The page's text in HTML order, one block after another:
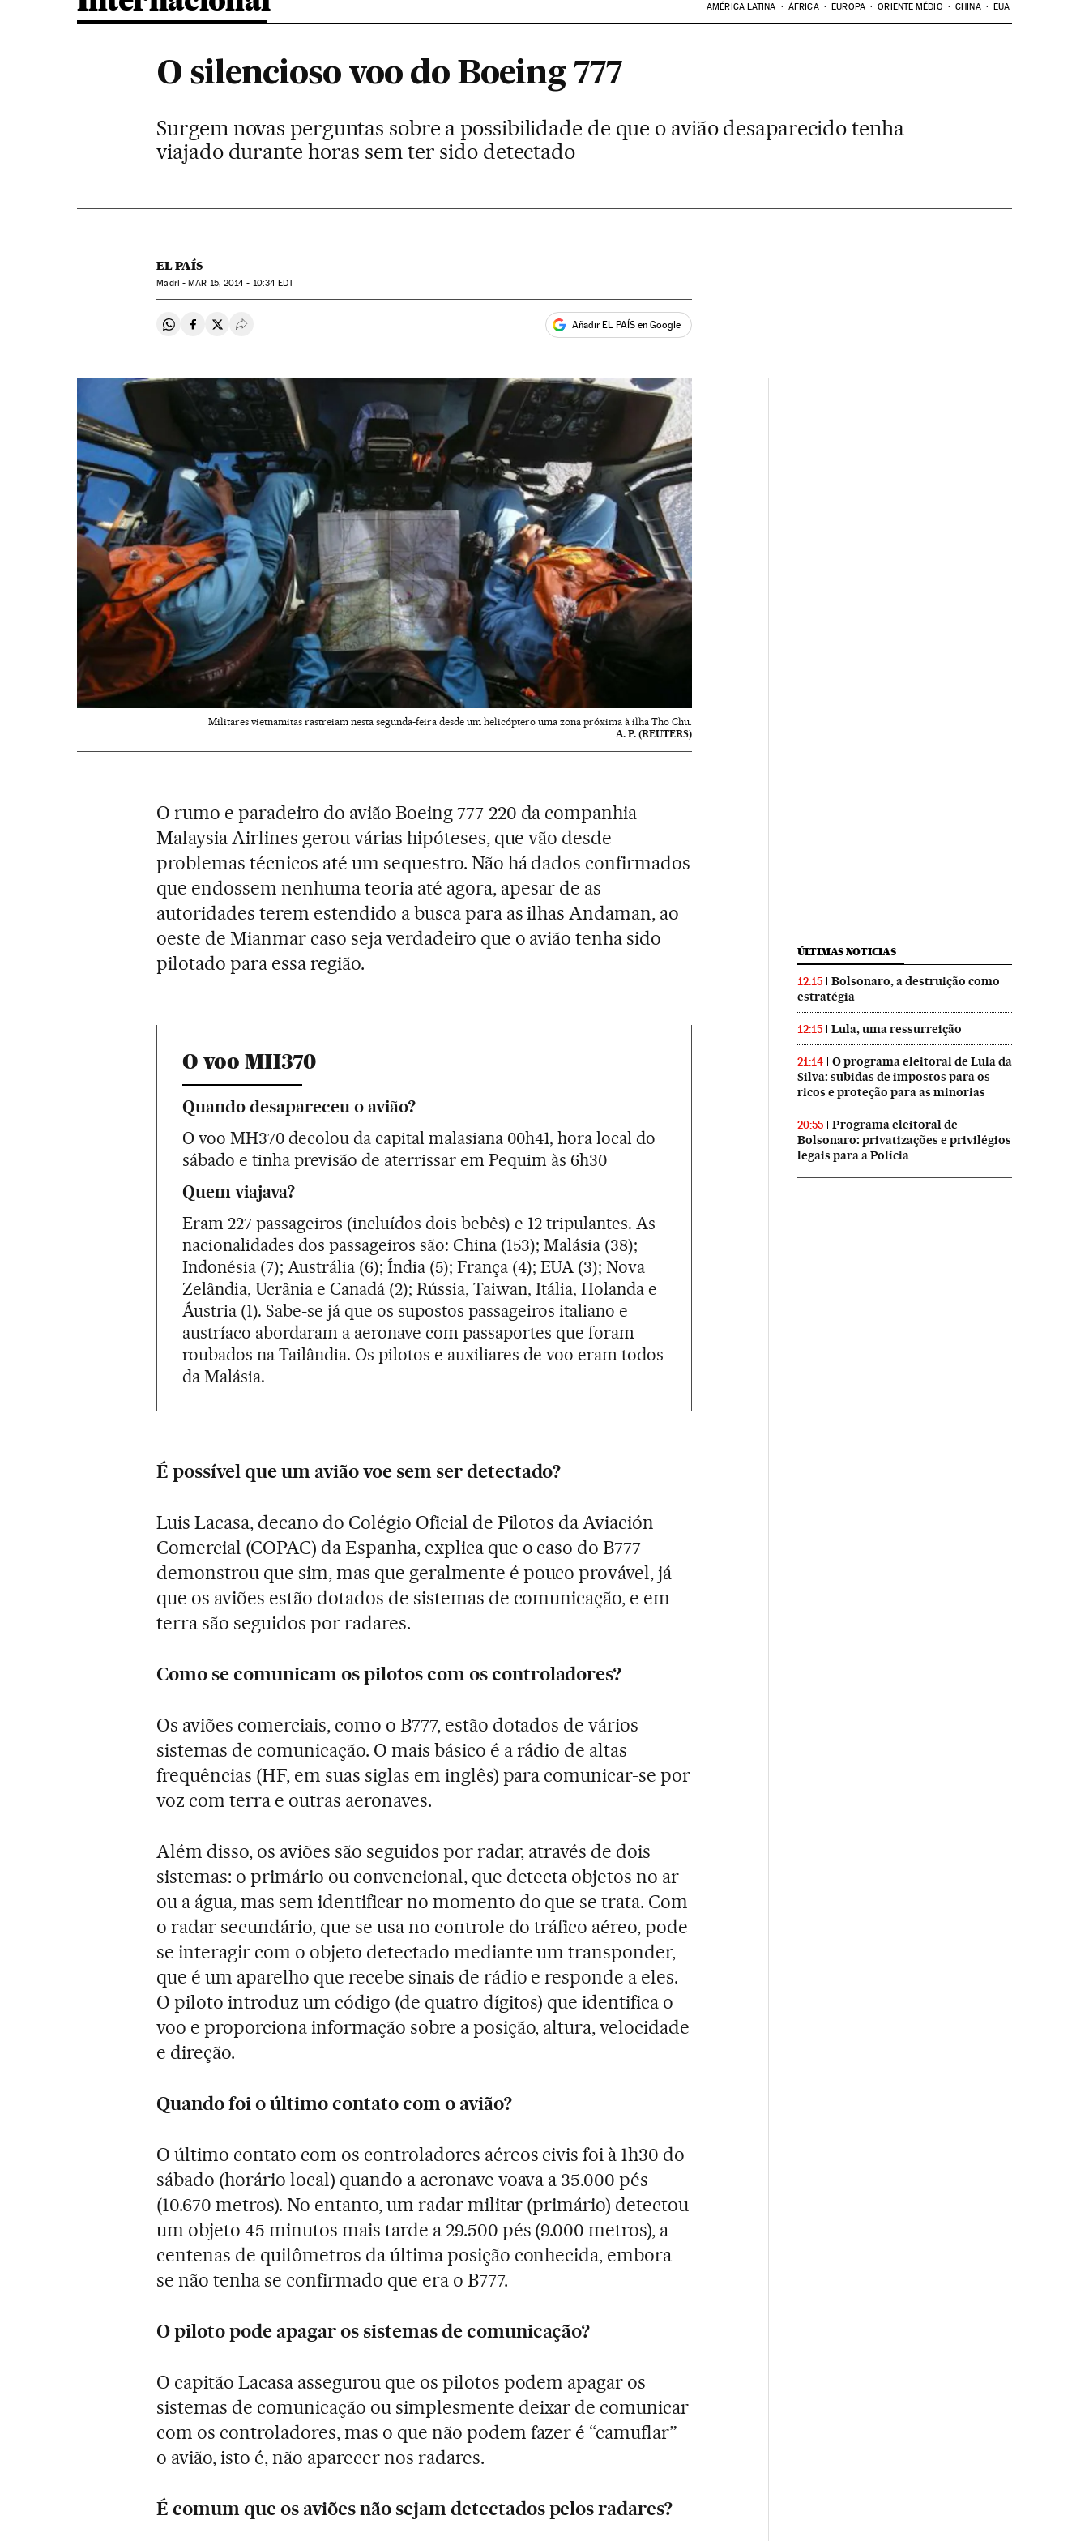
AMÉRICA LATINA ÁFRICA EUROPA ORIENTE MÉDIO CHINA EUA
O silencioso voo do Boeing 777
Surgem novas perguntas sobre a possibilidade de que o avião desaparecido tenha
viajado durante horas sem ter sido detectado
EL PAÍS
Madri -MAR 15, 2014 - 10:34 EDT
Compartir en Whatsapp
Compartir en Facebook
Compartir en Twitter
Desplegar Redes Sociales Añadir EL PAÍS en Google
Militares vietnamitas rastreiam nesta segunda-feira desde um helicóptero uma zona próxima à ilha Tho Chu.
A. P. (REUTERS)
O rumo e paradeiro do avião Boeing 777-220 da companhia
Malaysia Airlines gerou várias hipóteses, que vão desde
problemas técnicos até um sequestro. Não há dados confirmados
que endossem nenhuma teoria até agora, apesar de as
autoridades terem estendido a busca para as ilhas Andaman, ao
oeste de Mianmar caso seja verdadeiro que o avião tenha sido
pilotado para essa região.
O voo MH370
Quando desapareceu o avião?
O voo MH370 decolou da capital malasiana 00h41, hora local do
sábado e tinha previsão de aterrissar em Pequim às 6h30
Quem viajava?
Eram 227 passageiros (incluídos dois bebês) e 12 tripulantes. As
nacionalidades dos passageiros são: China (153); Malásia (38);
Indonésia (7); Austrália (6); Índia (5); França (4); EUA (3); Nova
Zelândia, Ucrânia e Canadá (2); Rússia, Taiwan, Itália, Holanda e
Áustria (1). Sabe-se já que os supostos passageiros italiano e
austríaco abordaram a aeronave com passaportes que foram
roubados na Tailândia. Os pilotos e auxiliares de voo eram todos
da Malásia.
É possível que um avião voe sem ser detectado?
Luis Lacasa, decano do Colégio Oficial de Pilotos da Aviación
Comercial (COPAC) da Espanha, explica que o caso do B777
demonstrou que sim, mas que geralmente é pouco provável, já
que os aviões estão dotados de sistemas de comunicação, e em
terra são seguidos por radares.
Como se comunicam os pilotos com os controladores?
Os aviões comerciais, como o B777, estão dotados de vários
sistemas de comunicação. O mais básico é a rádio de altas
frequências (HF, em suas siglas em inglês) para comunicar-se por
voz com terra e outras aeronaves.
Além disso, os aviões são seguidos por radar, através de dois
sistemas: o primário ou convencional, que detecta objetos no ar
ou a água, mas sem identificar no momento do que se trata. Com
o radar secundário, que se usa no controle do tráfico aéreo, pode
se interagir com o objeto detectado mediante um transponder,
que é um aparelho que recebe sinais de rádio e responde a eles.
O piloto introduz um código (de quatro dígitos) que identifica o
voo e proporciona informação sobre a posição, altura, velocidade
e direção.
Quando foi o último contato com o avião?
O último contato com os controladores aéreos civis foi à 1h30 do
sábado (horário local) quando a aeronave voava a 35.000 pés
(10.670 metros). No entanto, um radar militar (primário) detectou
um objeto 45 minutos mais tarde a 29.500 pés (9.000 metros), a
centenas de quilômetros da última posição conhecida, embora
se não tenha se confirmado que era o B777.
O piloto pode apagar os sistemas de comunicação?
O capitão Lacasa assegurou que os pilotos podem apagar os
sistemas de comunicação ou simplesmente deixar de comunicar
com os controladores, mas o que não podem fazer é “camuflar”
o avião, isto é, não aparecer nos radares.
É comum que os aviões não sejam detectados pelos radares?
ÚLTIMAS NOTICIAS
12:15
Bolsonaro, a destruição como
estratégia
12:15 Lula, uma ressurreição
21:14
O programa eleitoral de Lula da
Silva: subidas de impostos para os
ricos e proteção para as minorias
20:55
Programa eleitoral de
Bolsonaro: privatizações e privilégios
legais para a Polícia